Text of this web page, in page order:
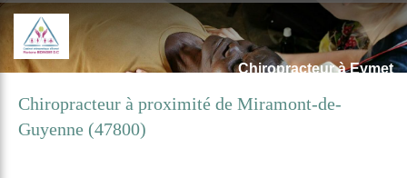
Chiropracteur à Eymet
Chiropracteur à proximité de Miramont-de-
Guyenne (47800)